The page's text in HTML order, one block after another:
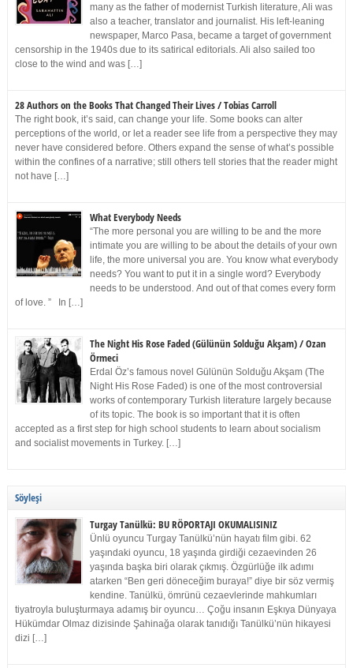
many as the father of modernist Turkish literature, Ali was
also a teacher, translator and journalist. His left-leaning
newspaper, Marco Pasa, became a target of government
censorship in the 1940s due to its satirical editorials. Ali also sailed too
close to the wind and was […]
28 Authors on the Books That Changed Their Lives / Tobias Carroll
The right book, it’s said, can change your life. Some books can alter
perceptions of the world, or let a reader see life from a perspective they may
never have considered before. Others expand the sense of what’s possible
within the confines of a narrative; still others tell stories that the reader might
not have […]
What Everybody Needs
“The more personal you are willing to be and the more
intimate you are willing to be about the details of your own
life, the more universal you are. You know what everybody
needs? You want to put it in a single word? Everybody
needs to be understood. And out of that comes every form
of love. ” In […]
The Night His Rose Faded (Gülünün Solduğu Akşam) / Ozan
Örmeci
Erdal Öz’s famous novel Gülünün Solduğu Akşam (The
Night His Rose Faded) is one of the most controversial
works of contemporary Turkish literature largely because
of its topic. The book is so important that it is often
accepted as a first step for high school students to learn about socialism
and socialist movements in Turkey. […]
Söyleşi
Turgay Tanülkü: BU RÖPORTAJI OKUMALISINIZ
Ünlü oyuncu Turgay Tanülkü’nün hayatı film gibi. 62
yaşındaki oyuncu, 18 yaşında girdiği cezaevinden 26
yaşında başka biri olarak çıkmış. Özgürlüğe ilk adımı
atarken “Ben geri döneceğim buraya!” diye bir söz vermiş
kendine. Tanülkü, ömrünü cezaevlerinde mahkumları
tiyatroyla buluşturmaya adamış bir oyuncu… Çoğu insanın Eşkıya Dünyaya
Hükümdar Olmaz dizisinde Şahinağa olarak tanıdığı Tanülkü’nün hikayesi
dizi […]